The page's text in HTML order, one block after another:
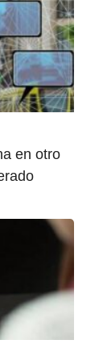
en otro